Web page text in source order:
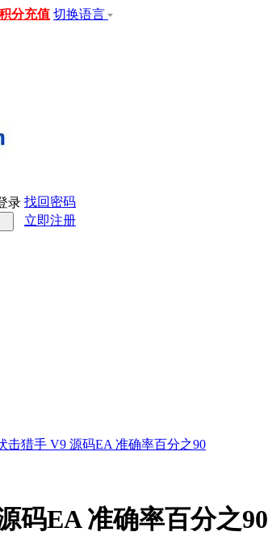
分充值 切换语言
录 找回密码
立即注册
击猎手 V9 源码EA 准确率百分之90
码EA 准确率百分之90